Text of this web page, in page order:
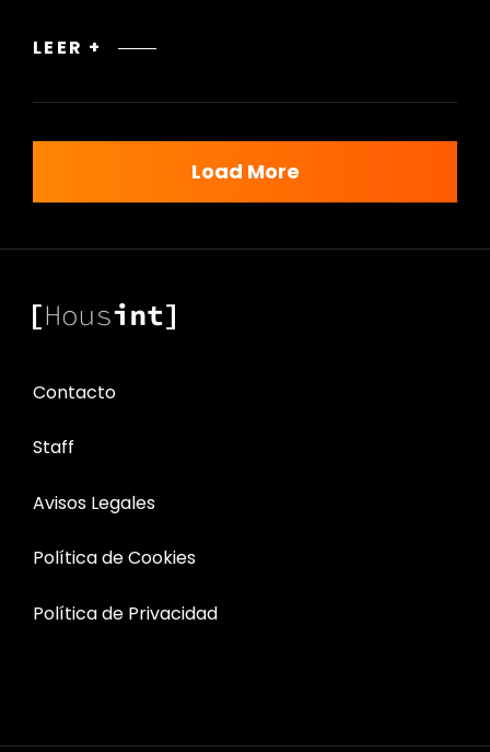
LEER +
NEUROINTERIORISMO
Y
DE
Load More
Contacto
Staff
Avisos Legales
Política de Cookies
Política de Privacidad